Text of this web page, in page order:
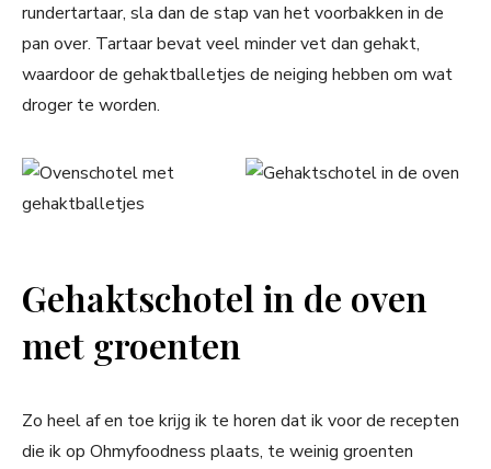
rundertartaar, sla dan de stap van het voorbakken in de
pan over. Tartaar bevat veel minder vet dan gehakt,
waardoor de gehaktballetjes de neiging hebben om wat
droger te worden.
Gehaktschotel in de oven
met groenten
Zo heel af en toe krijg ik te horen dat ik voor de recepten
die ik op Ohmyfoodness plaats, te weinig groenten